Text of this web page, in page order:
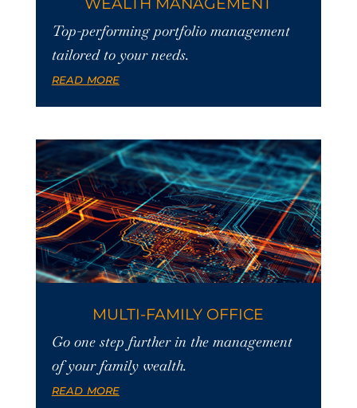
WEALTH MANAGEMENT
Top-performing portfolio management
tailored to your needs.
read more
MULTI-FAMILY OFFICE
Go one step further in the management
of your family wealth.
read more